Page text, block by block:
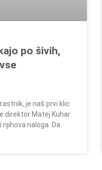
po šivih,
je naš prvi klic
direktor Matej Kuhar
naloga. Da